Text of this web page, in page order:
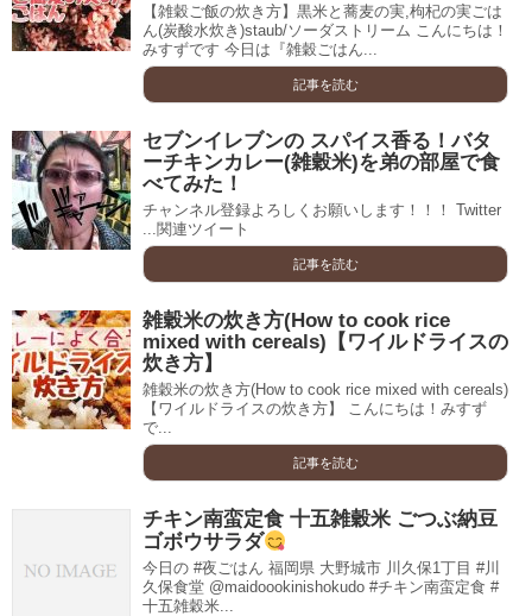
【雑穀ご飯の炊き方】黒米と蕎麦の実,枸杞の実ごは
ん(炭酸水炊き)staub/ソーダストリーム こんにちは！
みすずです 今日は『雑穀ごはん...
記事を読む
セブンイレブンの スパイス香る！バタ
ーチキンカレー(雑穀米)を弟の部屋で食
べてみた！
チャンネル登録よろしくお願いします！！！ Twitter
...関連ツイート
記事を読む
雑穀米の炊き方(How to cook rice
mixed with cereals)【ワイルドライスの
炊き方】
雑穀米の炊き方(How to cook rice mixed with cereals)
【ワイルドライスの炊き方】 こんにちは！みすず
で...
記事を読む
チキン南蛮定食 十五雑穀米 ごつぶ納豆
ゴボウサラダ
今日の #夜ごはん 福岡県 大野城市 川久保1丁目 #川
久保食堂 @maidoookinishokudo #チキン南蛮定食 #
十五雑穀米...